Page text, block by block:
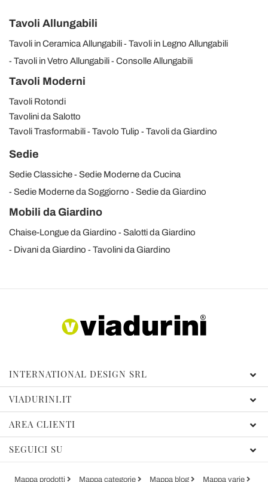
Tavoli Allungabili
Tavoli in Ceramica Allungabili
Tavoli in Legno Allungabili
Tavoli in Vetro Allungabili
Consolle Allungabili
Tavoli Moderni
Tavoli Rotondi
Tavolini da Salotto
Tavoli Trasformabili
Tavolo Tulip Tavoli da Giardino
Sedie
Sedie Classiche
Sedie Moderne da Cucina
Sedie Moderne da Soggiorno
Sedie da Giardino
Mobili da Giardino
Chaise-Longue da Giardino
Salotti da Giardino
Divani da Giardino
Tavolini da Giardino
INTERNATIONAL DESIGN SRL
VIADURINI.IT
AREA CLIENTI
SEGUICI SU
Mappa prodotti Mappa categorie Mappa blog Mappa varie